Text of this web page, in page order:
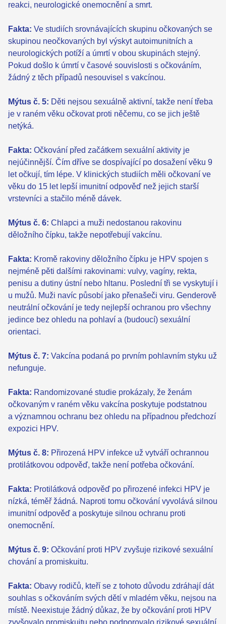
reakci, neurologické onemocnění a smrt.
Fakta: Ve studiích srovnávajících skupinu očkovaných se
skupinou neočkovaných byl výskyt autoimunitních a
neurologických potíží a úmrtí v obou skupinách stejný.
Pokud došlo k úmrtí v časové souvislosti s očkováním,
žádný z těch případů nesouvisel s vakcínou.
Mýtus č. 5: Děti nejsou sexuálně aktivní, takže není třeba
je v raném věku očkovat proti něčemu, co se jich ještě
netýká.
Fakta: Očkování před začátkem sexuální aktivity je
nejúčinnější. Čím dříve se dospívající po dosažení věku 9
let očkují, tím lépe. V klinických studiích měli očkovaní ve
věku do 15 let lepší imunitní odpověď než jejich starší
vrstevníci a stačilo méně dávek.
Mýtus č. 6: Chlapci a muži nedostanou rakovinu
děložního čípku, takže nepotřebují vakcínu.
Fakta: Kromě rakoviny děložního čípku je HPV spojen s
nejméně pěti dalšími rakovinami: vulvy, vagíny, rekta,
penisu a dutiny ústní nebo hltanu. Poslední tři se vyskytují i
u mužů. Muži navíc působí jako přenašeči viru. Genderově
neutrální očkování je tedy nejlepší ochranou pro všechny
jedince bez ohledu na pohlaví a (budoucí) sexuální
orientaci.
Mýtus č. 7: Vakcína podaná po prvním pohlavním styku už
nefunguje.
Fakta: Randomizované studie prokázaly, že ženám
očkovaným v raném věku vakcína poskytuje podstatnou
a významnou ochranu bez ohledu na případnou předchozí
expozici HPV.
Mýtus č. 8: Přirozená HPV infekce už vytváří ochrannou
protilátkovou odpověď, takže není potřeba očkování.
Fakta: Protilátková odpověď po přirozené infekci HPV je
nízká, téměř žádná. Naproti tomu očkování vyvolává silnou
imunitní odpověď a poskytuje silnou ochranu proti
onemocnění.
Mýtus č. 9: Očkování proti HPV zvyšuje rizikové sexuální
chování a promiskuitu.
Fakta: Obavy rodičů, kteří se z tohoto důvodu zdráhají dát
souhlas s očkováním svých dětí v mladém věku, nejsou na
místě. Neexistuje žádný důkaz, že by očkování proti HPV